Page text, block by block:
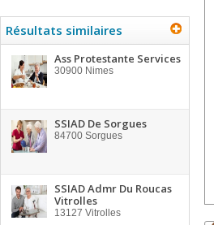
Résultats similaires
Ass Protestante Services
30900 Nimes
SSIAD De Sorgues
84700 Sorgues
SSIAD Admr Du Roucas
Vitrolles
13127 Vitrolles